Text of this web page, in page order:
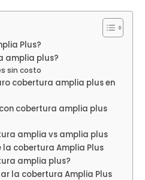
Plus?
amplia plus?
sin costo
cobertura amplia plus en
cobertura amplia plus
amplia vs amplia plus
la cobertura Amplia Plus
amplia plus?
la cobertura Amplia Plus